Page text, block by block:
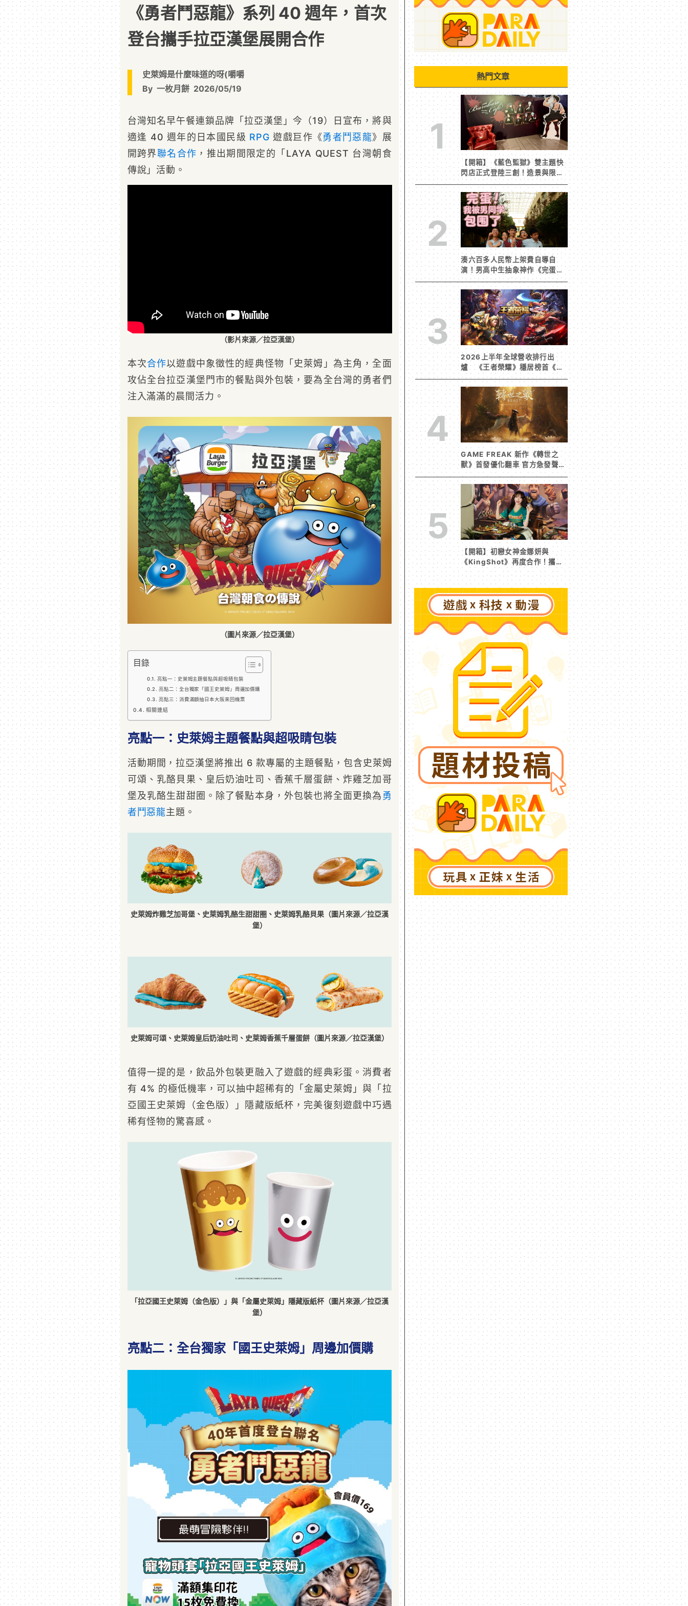
《勇者鬥惡龍》系列 40 週年，首次
登台攜手拉亞漢堡展開合作
史萊姆是什麼味道的呀(嚼嚼
By 一枚月餅 2026/05/19
台灣知名早午餐連鎖品牌「拉亞漢堡」今（19）日宣布，將與
適逢 40 週年的日本國民級 RPG 遊戲巨作《勇者鬥惡龍》展
開跨界聯名 合作 ，推出期間限定的「LAYA QUEST 台灣朝食
傳說」活動。
（影片來源／拉亞漢堡）
本次合作以遊戲中象徵性的經典怪物「史萊姆」為主角，全面
攻佔全台拉亞漢堡門市的餐點與外包裝，要為全台灣的勇者們
注入滿滿的晨間活力。
（圖片來源／拉亞漢堡）
目錄
亮點一：史萊姆主題餐點與超吸睛包裝
亮點二：全台獨家「國王史萊姆」周邊加價購
亮點三：消費滿額抽日本大阪來回機票
相關連結
亮點一：史萊姆主題餐點與超吸睛包裝
活動期間，拉亞漢堡將推出 6 款專屬的主題餐點，包含史萊姆
可頌、乳酪貝果、皇后奶油吐司、香蕉千層蛋餅、炸雞芝加哥
堡及乳酪生甜甜圈。除了餐點本身，外包裝也將全面更換為 勇
者鬥惡龍主題。
史萊姆炸雞芝加哥堡、史萊姆乳酪生甜甜圈、史萊姆乳酪貝果（圖片來源／拉亞漢
堡）
史萊姆可頌、史萊姆皇后奶油吐司、史萊姆香蕉千層蛋餅（圖片來源／拉亞漢堡）
值得一提的是，飲品外包裝更融入了遊戲的經典彩蛋。消費者
有 4% 的極低機率，可以抽中超稀有的「金屬史萊姆」與「拉
亞國王史萊姆（金色版）」隱藏版紙杯，完美復刻遊戲中巧遇
稀有怪物的驚喜感。
「拉亞國王史萊姆（金色版）」與「金屬史萊姆」隱藏版紙杯（圖片來源／拉亞漢
堡）
亮點二：全台獨家「國王史萊姆」周邊加價購
熱門文章
1
【開箱】《藍色監獄》雙主題快
閃店正式登陸三創！造景與限定
周邊搶先看
2
湊六百多人民幣上架費自導自
演！男高中生抽象神作《完蛋！
我被男同學包圍了》突然爆紅
3
2026上半年全球營收排行出
爐 《王者榮耀》穩居榜首《寒
霜啟示錄》緊追在後！
4
GAME FREAK 新作《轉世之
獸》首發優化翻車 官方急發聲明
承諾提供大量更新彌補
5
【開箱】初戀女神金娜妍與
《KingShot》再度合作！攜手
焦糖楓、柒息地推出「國王燒烤
節」活動